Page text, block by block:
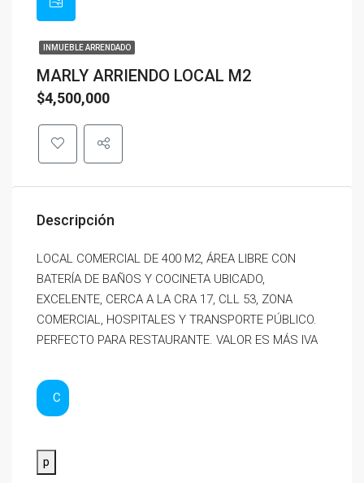
INMUEBLE ARRENDADO
MARLY ARRIENDO LOCAL M2
$4,500,000
Descripción
LOCAL COMERCIAL DE 400 M2, ÁREA LIBRE CON
BATERÍA DE BAÑOS Y COCINETA UBICADO,
EXCELENTE, CERCA A LA CRA 17, CLL 53, ZONA
COMERCIAL, HOSPITALES Y TRANSPORTE PÚBLICO.
PERFECTO PARA RESTAURANTE. VALOR ES MÁS IVA
C
p